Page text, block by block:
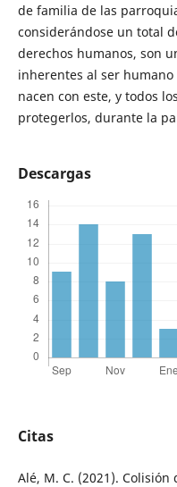
de familia de las
considerándose un total
derechos humanos, son
inherentes al ser
nacen con este, y todos
protegerlos, durante la
Descargas
Citas
Alé, M. C. (2021).